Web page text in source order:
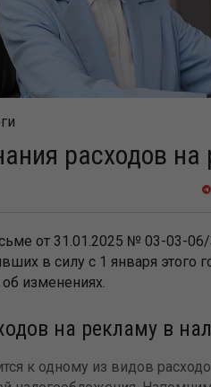
расходов на
от 31.01.2025 № 03-03-
в силу с 1 января этого
изменениях.
на рекламу в
к одному из видов